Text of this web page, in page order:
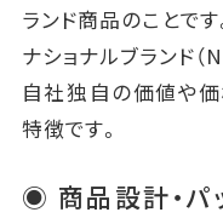
ランド商品のことです
ナショナルブランド（
自社独自の価値や
特徴です。
◉ 商品設計・パ